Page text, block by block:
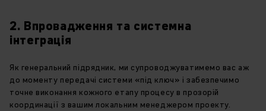
2. Впровадження та системна
інтеграція
Як генеральний підрядник, ми супроводжуватимемо вас аж
до моменту передачі системи «під ключ» і забезпечимо
точне виконання кожного етапу процесу в прозорій
координації з вашим локальним менеджером проекту.